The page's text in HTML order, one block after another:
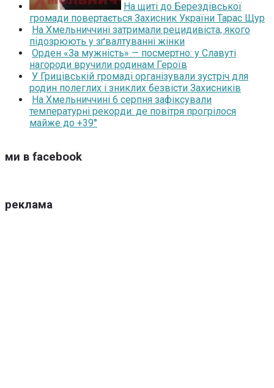
На щиті до Берездівської
громади повертається Захисник України Тарас Щур
На Хмельниччині затримали рецидивіста, якого
підозрюють у зґвалтуванні жінки
Орден «За мужність» — посмертно: у Славуті
нагороди вручили родинам Героїв
У Грицівській громаді організували зустріч для
родин полеглих і зниклих безвісти Захисників
На Хмельниччині 6 серпня зафіксували
температурні рекорди: де повітря прогрілося
майже до +39°
ми в facebook
реклама